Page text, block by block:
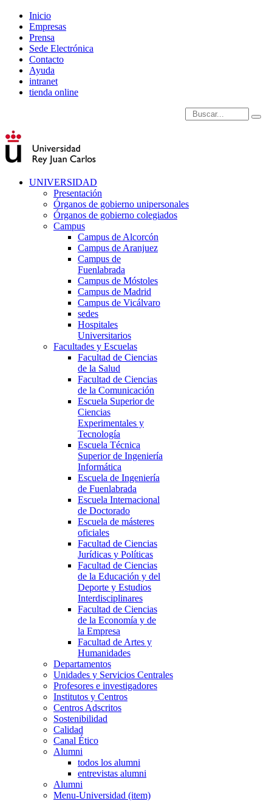
Inicio
Empresas
Prensa
Sede Electrónica
Contacto
Ayuda
intranet
tienda online
Introduce términos de
UNIVERSIDAD
Presentación
Órganos de gobierno unipersonales
Órganos de gobierno colegiados
Campus
Campus de Alcorcón
Campus de Aranjuez
Campus de
Fuenlabrada
Campus de Móstoles
Campus de Madrid
Campus de Vicálvaro
sedes
Hospitales
Universitarios
Facultades y Escuelas
Facultad de Ciencias
de la Salud
Facultad de Ciencias
de la Comunicación
Escuela Superior de
Ciencias
Experimentales y
Tecnología
Escuela Técnica
Superior de Ingeniería
Informática
Escuela de Ingeniería
de Fuenlabrada
Escuela Internacional
de Doctorado
Escuela de másteres
oficiales
Facultad de Ciencias
Jurídicas y Políticas
Facultad de Ciencias
de la Educación y del
Deporte y Estudios
Interdisciplinares
Facultad de Ciencias
de la Economía y de
la Empresa
Facultad de Artes y
Humanidades
Departamentos
Unidades y Servicios Centrales
Profesores e investigadores
Institutos y Centros
Centros Adscritos
Sostenibilidad
Calidad
Canal Ético
Alumni
todos los alumni
entrevistas alumni
Alumni
Menu-Universidad (item)